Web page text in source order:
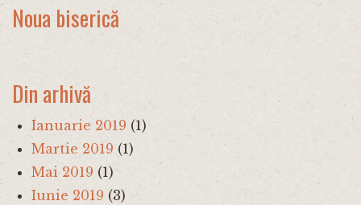
Noua biserică
Din arhivă
Ianuarie 2019 (1)
Martie 2019 (1)
Mai 2019 (1)
Iunie 2019 (3)